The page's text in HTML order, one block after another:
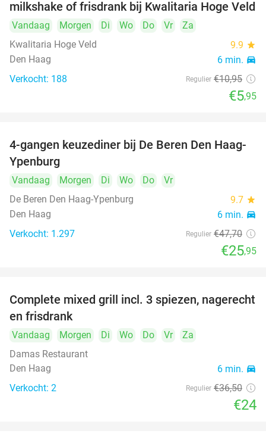
milkshake of frisdrank bij Kwalitaria Hoge Veld
Vandaag Morgen Di Wo Do Vr
Za
Kwalitaria Hoge Veld
9.9 star
Den Haag 6 min. directions_car
Verkocht: 188 Regulier €10,95
€5,95
46%
4-gangen keuzediner bij De Beren Den Haag-
Ypenburg
Vandaag Morgen Di Wo Do
Vr
De Beren Den Haag-Ypenburg
9.7 star
Den Haag 6 min. directions_car
Verkocht: 1.297 Regulier €47,70
€25,95
34%
Complete mixed grill incl. 3 spiezen, nagerecht
en frisdrank
Vandaag Morgen Di Wo Do Vr
Za
Damas Restaurant
Den Haag
6 min. directions_car
Verkocht: 2 Regulier €36,50
€24